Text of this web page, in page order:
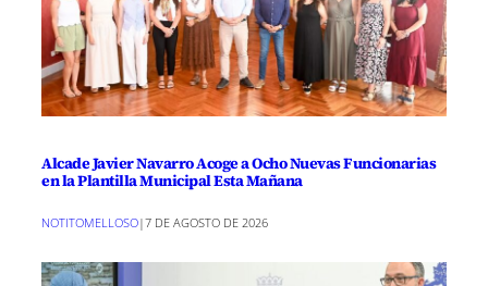
Alcade Javier Navarro Acoge a Ocho Nuevas Funcionarias
en la Plantilla Municipal Esta Mañana
NOTITOMELLOSO|7 DE AGOSTO DE 2026